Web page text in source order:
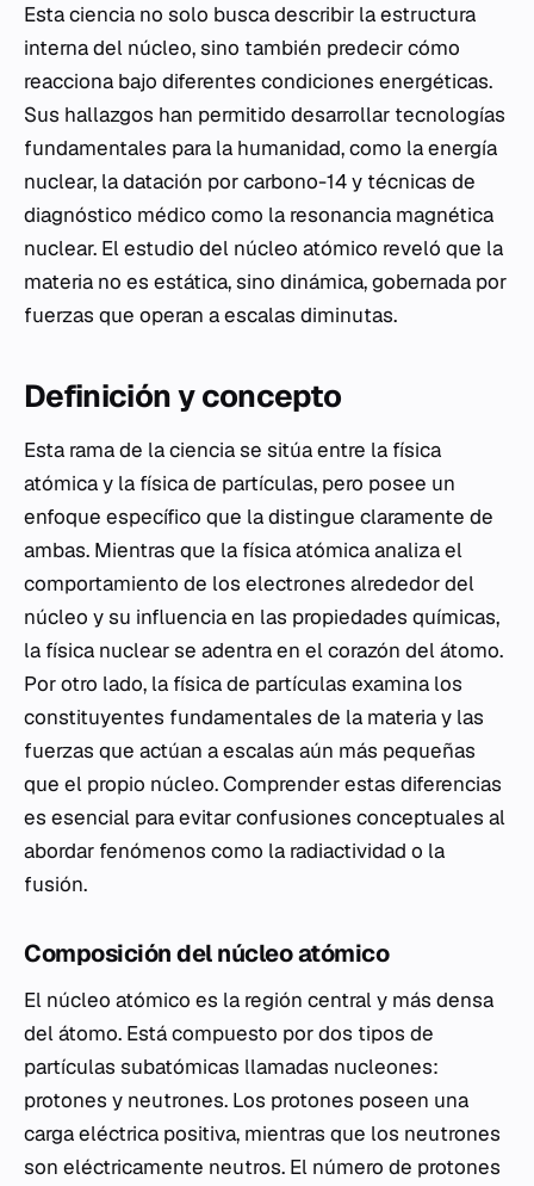
Esta ciencia no solo busca describir la estructura
interna del núcleo, sino también predecir cómo
reacciona bajo diferentes condiciones energéticas.
Sus hallazgos han permitido desarrollar tecnologías
fundamentales para la humanidad, como la energía
nuclear, la datación por carbono-14 y técnicas de
diagnóstico médico como la resonancia magnética
nuclear. El estudio del núcleo atómico reveló que la
materia no es estática, sino dinámica, gobernada por
fuerzas que operan a escalas diminutas.
Definición y concepto
Esta rama de la ciencia se sitúa entre la física
atómica y la física de partículas, pero posee un
enfoque específico que la distingue claramente de
ambas. Mientras que la física atómica analiza el
comportamiento de los electrones alrededor del
núcleo y su influencia en las propiedades químicas,
la física nuclear se adentra en el corazón del átomo.
Por otro lado, la física de partículas examina los
constituyentes fundamentales de la materia y las
fuerzas que actúan a escalas aún más pequeñas
que el propio núcleo. Comprender estas diferencias
es esencial para evitar confusiones conceptuales al
abordar fenómenos como la radiactividad o la
fusión.
Composición del núcleo atómico
El núcleo atómico es la región central y más densa
del átomo. Está compuesto por dos tipos de
partículas subatómicas llamadas nucleones:
protones y neutrones. Los protones poseen una
carga eléctrica positiva, mientras que los neutrones
son eléctricamente neutros. El número de protones